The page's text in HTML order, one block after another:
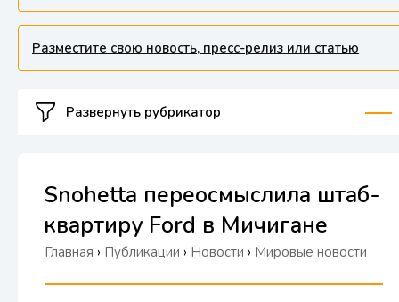
Разместите свою новость, пресс-релиз или статью
Развернуть рубрикатор
Snohetta переосмыслила штаб-
квартиру Ford в Мичигане
Главная › Публикации › Новости › Мировые новости